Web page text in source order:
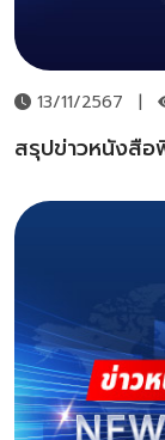
13/11/2567 |
สรุปข่าวหนังสือ